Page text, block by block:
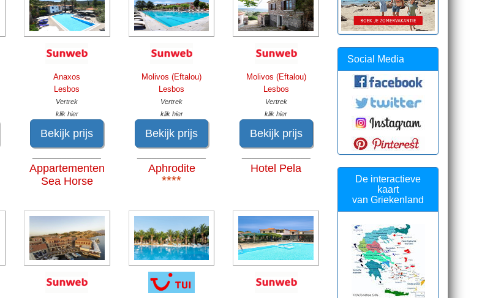
Anaxos
Lesbos
Vertrek
klik hier
Bekijk prijs
Molivos (Eftalou)
Lesbos
Vertrek
klik hier
Bekijk prijs
Molivos (Eftalou)
Lesbos
Vertrek
klik hier
Bekijk prijs
Appartementen
Sea Horse
Aphrodite
****
Hotel Pela
Social Media
De interactieve
kaart
van Griekenland